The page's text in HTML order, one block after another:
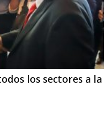
los sectores a la